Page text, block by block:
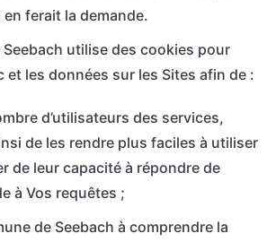
ferait la demande.
Seebach utilise des cookies pour
et les données sur les Sites afin de :
d’utilisateurs des services,
de les rendre plus faciles à utiliser
de leur capacité à répondre de
à Vos requêtes ;
de Seebach à comprendre la